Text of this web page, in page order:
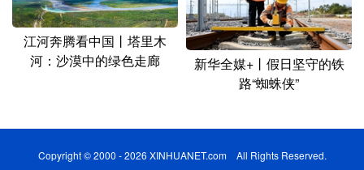
江河奔腾看中国丨塔里木
河：沙漠中的绿色走廊
新华全媒+丨假日坚守的铁
路“蜘蛛侠”
Copyright © 2000 - 2026 XINHUANET.com All Rights Reserved.